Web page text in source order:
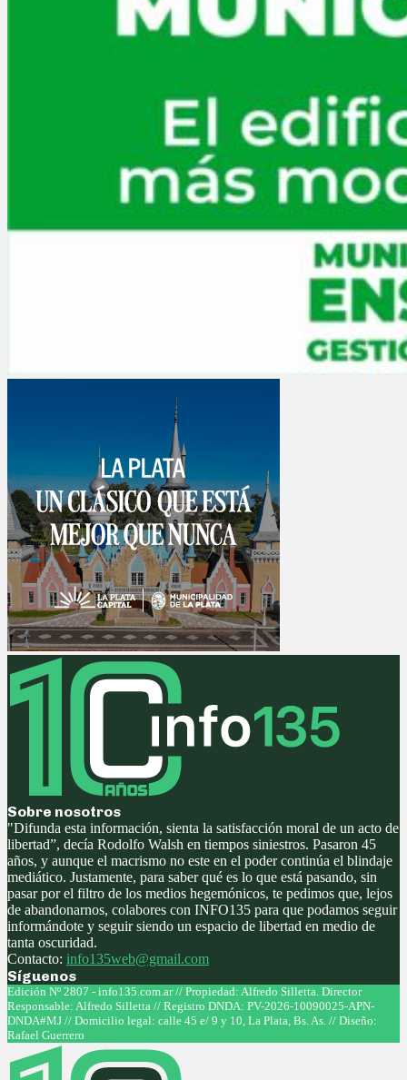
Sobre nosotros
"Difunda esta información, sienta la satisfacción moral de un acto de
libertad”, decía Rodolfo Walsh en tiempos siniestros. Pasaron 45
años, y aunque el macrismo no este en el poder continúa el blindaje
mediático. Justamente, para saber qué es lo que está pasando, sin
pasar por el filtro de los medios hegemónicos, te pedimos que, lejos
de abandonarnos, colabores con INFO135 para que podamos seguir
informándote y seguir siendo un espacio de libertad en medio de
tanta oscuridad.
Contacto: info135web@gmail.com
Síguenos
Facebook
Twitter
Instagram
Youtube
Edición Nº 2807 - info135.com.ar // Propiedad: Alfredo Silletta. Director
Responsable: Alfredo Silletta // Registro DNDA: PV-2026-10090025-APN-
DNDA#MJ // Domicilio legal: calle 45 e/ 9 y 10, La Plata, Bs. As. // Diseño:
Rafael Guerrero